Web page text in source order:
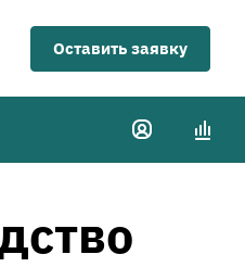
Оставить заявку